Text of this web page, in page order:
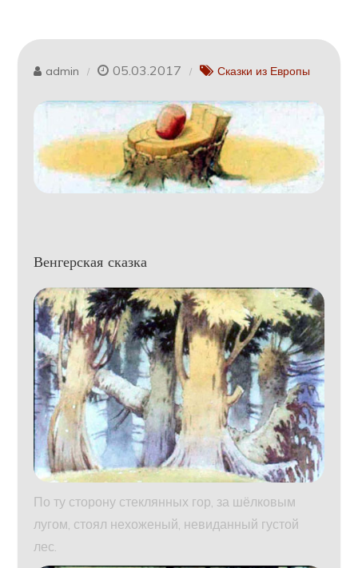
admin 05.03.2017 Сказки из Европы
Венгерская сказка
По ту сторону стеклянных гор, за шёлковым
лугом, стоял нехоженый, невиданный густой
лес.